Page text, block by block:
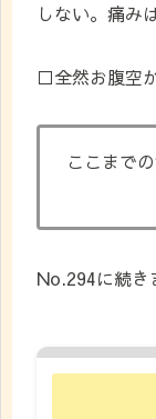
しない。痛み
□全然お腹空
ここまで
No.294に続き